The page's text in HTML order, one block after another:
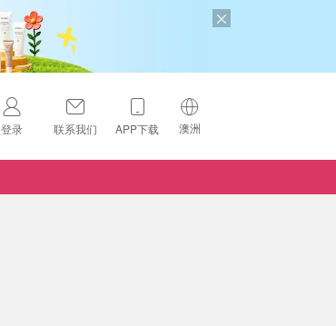
登录 联系我们 APP下载 澳洲
🇺🇸